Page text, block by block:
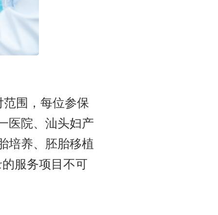
围，每位参保
医院、汕头妇产
培养、胚胎移植
服务项目不可